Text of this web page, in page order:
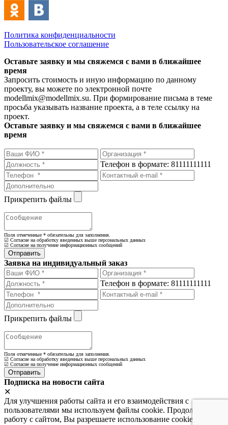
Политика конфиденциальности
Пользовательское соглашение
Оставьте заявку и мы свяжемся с вами в ближайшее
время
Запросить стоимость и иную информацию по данному
проекту, вы можете по электронной почте
modellmix@modellmix.su. При формирование письма в теме
просьба указывать название проекта, а в теле ссылку на
проект.
Оставьте заявку и мы свяжемся с вами в ближайшее
время
Телефон в формате: 81111111111
Прикрепить файлы
Поля отмеченные * обязательны для заполнения.
☑ Согласие на обработку введенных выше персональных данных
☑ Согласие на получение информационных сообщений
Заявка на индивидуальный заказ
Телефон в формате: 81111111111
Прикрепить файлы
Поля отмеченные * обязательны для заполнения.
☑ Согласие на обработку введенных выше персональных данных
☑ Согласие на получение информационных сообщений
Подписка на новости сайта
✕
Для улучшения работы сайта и его взаимодействия с
пользователями мы используем файлы cookie. Продолжая
работу с сайтом, Вы разрешаете использование cookie-файлов.